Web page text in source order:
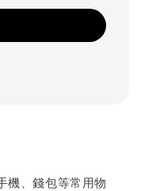
機、錢包等常用物